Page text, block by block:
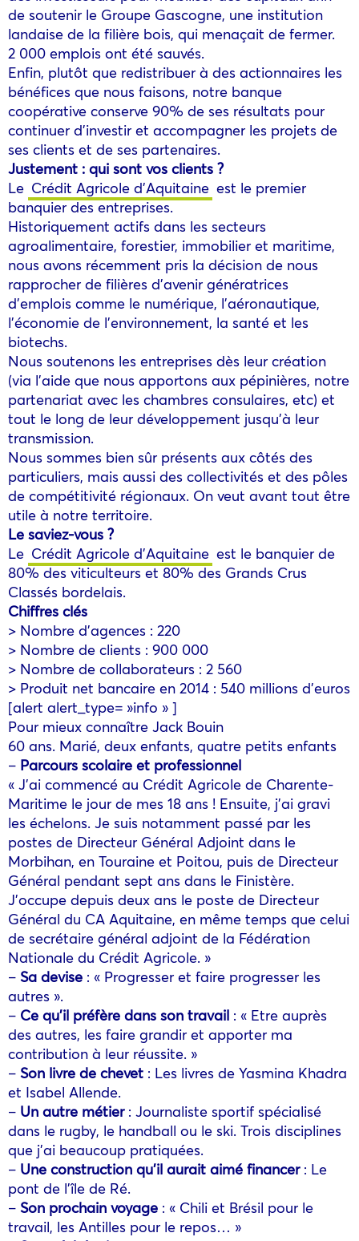
de soutenir le Groupe Gascogne, une institution
landaise de la filière bois, qui menaçait de fermer.
2 000 emplois ont été sauvés.
Enfin, plutôt que redistribuer à des actionnaires les
bénéfices que nous faisons, notre banque
coopérative conserve 90% de ses résultats pour
continuer d’investir et accompagner les projets de
ses clients et de ses partenaires.
Justement : qui sont vos clients ?
Le Crédit Agricole d’Aquitaine est le premier
banquier des entreprises.
Historiquement actifs dans les secteurs
agroalimentaire, forestier, immobilier et maritime,
nous avons récemment pris la décision de nous
rapprocher de filières d’avenir génératrices
d’emplois comme le numérique, l’aéronautique,
l’économie de l’environnement, la santé et les
biotechs.
Nous soutenons les entreprises dès leur création
(via l’aide que nous apportons aux pépinières, notre
partenariat avec les chambres consulaires, etc) et
tout le long de leur développement jusqu’à leur
transmission.
Nous sommes bien sûr présents aux côtés des
particuliers, mais aussi des collectivités et des pôles
de compétitivité régionaux. On veut avant tout être
utile à notre territoire.
Le saviez-vous ?
Le Crédit Agricole d’Aquitaine est le banquier de
80% des viticulteurs et 80% des Grands Crus
Classés bordelais.
Chiffres clés
> Nombre d’agences : 220
> Nombre de clients : 900 000
> Nombre de collaborateurs : 2 560
> Produit net bancaire en 2014 : 540 millions d’euros
[alert alert_type= »info » ]
Pour mieux connaître Jack Bouin
60 ans. Marié, deux enfants, quatre petits enfants
– Parcours scolaire et professionnel
« J’ai commencé au Crédit Agricole de Charente-
Maritime le jour de mes 18 ans ! Ensuite, j’ai gravi
les échelons. Je suis notamment passé par les
postes de Directeur Général Adjoint dans le
Morbihan, en Touraine et Poitou, puis de Directeur
Général pendant sept ans dans le Finistère.
J’occupe depuis deux ans le poste de Directeur
Général du CA Aquitaine, en même temps que celui
de secrétaire général adjoint de la Fédération
Nationale du Crédit Agricole. »
– Sa devise : « Progresser et faire progresser les
autres ».
– Ce qu’il préfère dans son travail : « Etre auprès
des autres, les faire grandir et apporter ma
contribution à leur réussite. »
– Son livre de chevet : Les livres de Yasmina Khadra
et Isabel Allende.
– Un autre métier: Journaliste sportif spécialisé
dans le rugby, le handball ou le ski. Trois disciplines
que j’ai beaucoup pratiquées.
– Une construction qu’il aurait aimé financer: Le
pont de l’île de Ré.
– Son prochain voyage : « Chili et Brésil pour le
travail, les Antilles pour le repos… »